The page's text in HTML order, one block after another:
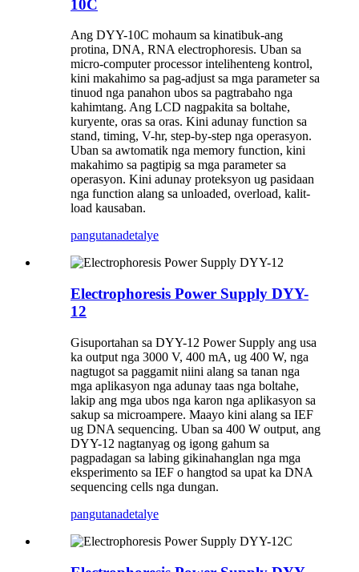
10C
Ang DYY-10C mohaum sa kinatibuk-ang
protina, DNA, RNA electrophoresis. Uban sa
micro-computer processor intelihenteng kontrol,
kini makahimo sa pag-adjust sa mga parameter sa
tinuod nga panahon ubos sa pagtrabaho nga
kahimtang. Ang LCD nagpakita sa boltahe,
kuryente, oras sa oras. Kini adunay function sa
stand, timing, V-hr, step-by-step nga operasyon.
Uban sa awtomatik nga memory function, kini
makahimo sa pagtipig sa mga parameter sa
operasyon. Kini adunay proteksyon ug pasidaan
nga function alang sa unloaded, overload, kalit-
load kausaban.
pangutanadetalye
Electrophoresis Power Supply DYY-
12
Gisuportahan sa DYY-12 Power Supply ang usa
ka output nga 3000 V, 400 mA, ug 400 W, nga
nagtugot sa paggamit niini alang sa tanan nga
mga aplikasyon nga adunay taas nga boltahe,
lakip ang mga ubos nga karon nga aplikasyon sa
sakup sa microampere. Maayo kini alang sa IEF
ug DNA sequencing. Uban sa 400 W output, ang
DYY-12 nagtanyag og igong gahum sa
pagpadagan sa labing gikinahanglan nga mga
eksperimento sa IEF o hangtod sa upat ka DNA
sequencing cells nga dungan.
pangutanadetalye